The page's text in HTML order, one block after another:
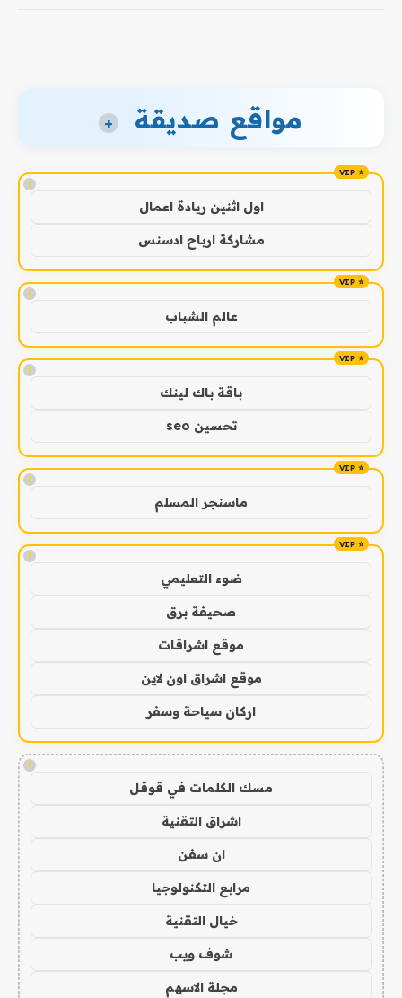
مواقع صديقة +
!
اول اثنين ريادة اعمال
مشاركة ارباح ادسنس
!
عالم الشباب
!
باقة باك لينك
تحسين seo
!
ماسنجر المسلم
!
ضوء التعليمي
صحيفة برق
موقع اشراقات
موقع اشراق اون لاين
اركان سياحة وسفر
!
مسك الكلمات في قوقل
اشراق التقنية
ان سفن
مرابع التكنولوجيا
خيال التقنية
شوف ويب
مجلة الاسهم